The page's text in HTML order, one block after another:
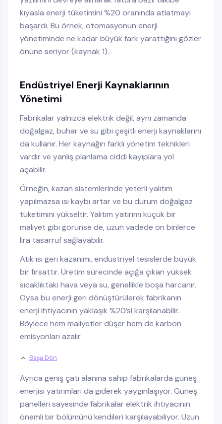
kıyasla enerji tüketimini %20 oranında atlatmayı
başardı. Bu örnek, otomasyonun enerji
yönetiminde ne kadar büyük fark yarattığını gözler
önüne seriyor (kaynak 1).
Endüstriyel Enerji Kaynaklarının
Yönetimi
Fabrikalar yalnızca elektrik değil, aynı zamanda
doğalgaz, buhar ve su gibi çeşitli enerji kaynaklarını
da kullanır. Her kaynağın farklı yönetim teknikleri
vardır ve yanlış planlama ciddi kayıplara yol
açabilir.
Örneğin, kazan sistemlerinde yeterli yalıtım
yapılmazsa ısı kaybı artar ve bu durum doğalgaz
tüketimini yükseltir. Yalıtım yatırımı küçük bir
maliyet gibi görünse de, uzun vadede on binlerce
lira tasarruf sağlayabilir.
Atık ısı geri kazanımı, endüstriyel tesislerde büyük
bir fırsattır. Üretim sürecinde açığa çıkan yüksek
sıcaklıktaki hava veya su, genellikle boşa harcanır.
Oysa bu enerji geri dönüştürülerek fabrikanın
enerji ihtiyacının yaklaşık %20’si karşılanabilir.
Böylece hem maliyetler düşer hem de karbon
emisyonları azalır.
Başa Dön
Ayrıca geniş çatı alanına sahip fabrikalarda güneş
enerjisi yatırımları da giderek yaygınlaşıyor. Güneş
panelleri sayesinde fabrikalar elektrik ihtiyacının
önemli bir bölümünü kendileri karşılayabiliyor. Uzun